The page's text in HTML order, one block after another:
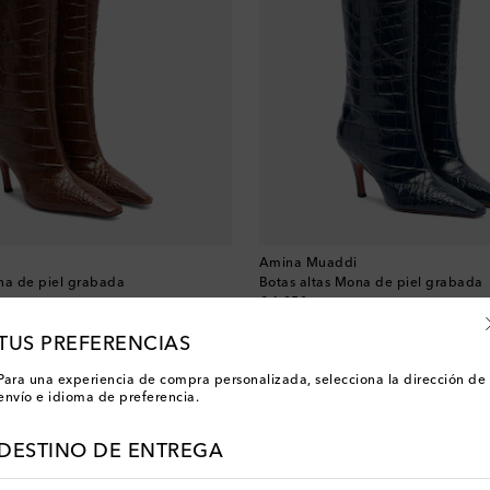
de piel grabada
con FIRST10
Amina Muaddi
Botas altas Mona de piel grabada
Has visto 3 de 3 productos
PREFERENCIAS
Para una experiencia de compra personalizada, selecciona la dirección de
e idioma de preferencia.
DESTINO DE ENTREGA